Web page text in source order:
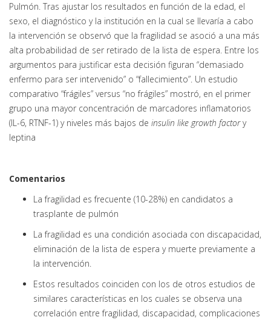
Pulmón. Tras ajustar los resultados en función de la edad, el
sexo, el diagnóstico y la institución en la cual se llevaría a cabo
la intervención se observó que la fragilidad se asoció a una más
alta probabilidad de ser retirado de la lista de espera. Entre los
argumentos para justificar esta decisión figuran “demasiado
enfermo para ser intervenido” o “fallecimiento”. Un estudio
comparativo “frágiles” versus “no frágiles” mostró, en el primer
grupo una mayor concentración de marcadores inflamatorios
(IL-6, RTNF-1) y niveles más bajos de insulin like growth factory
leptina
Comentarios
La fragilidad es frecuente (10-28%) en candidatos a
trasplante de pulmón
La fragilidad es una condición asociada con discapacidad,
eliminación de la lista de espera y muerte previamente a
la intervención.
Estos resultados coinciden con los de otros estudios de
similares características en los cuales se observa una
correlación entre fragilidad, discapacidad, complicaciones